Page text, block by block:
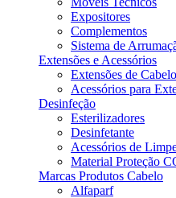
Expositores
Complementos
Sistema de
Extensões e Acessórios
Extensões de Cabelo
Acessórios para
Desinfeção
Esterilizadores
Desinfetante
Acessórios de
Material Proteção
Marcas Produtos Cabelo
Alfaparf